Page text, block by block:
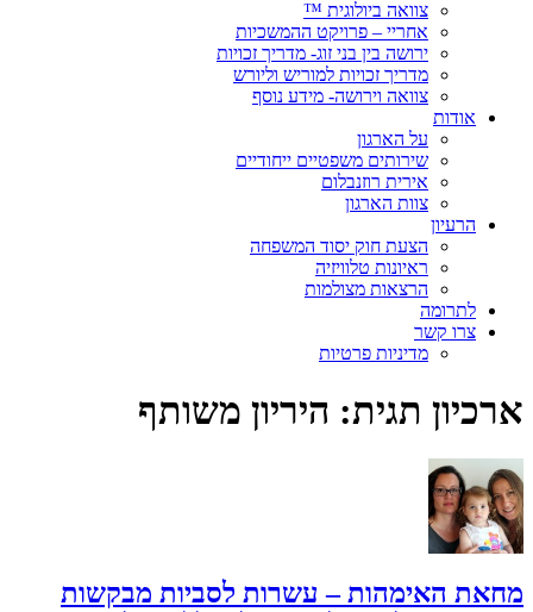
צוואה ביולוגית ™
אחריי – פרויקט ההמשכיות
ירושה בין בני זוג- מדריך זכויות
מדריך זכויות למוריש וליורש
צוואה וירושה- מידע נוסף
אודות
על הארגון
שירותים משפטיים ייחודיים
אירית רוזנבלום
צוות הארגון
הרעיון
הצעת חוק יסוד המשפחה
ראיונות טלוויזיה
הרצאות מצולמות
לתרומה
צרו קשר
מדיניות פרטיות
ארכיון תגית: היריון משותף
מחאת האימהות – עשרות לסביות מבקשות